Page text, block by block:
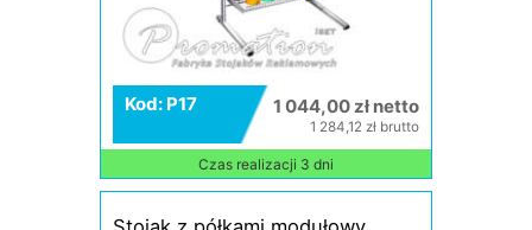
Kod: P17 1 044,00 zł netto
1 284,12 zł brutto
Czas realizacji 3 dni